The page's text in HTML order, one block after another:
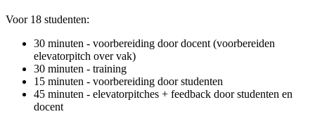
Voor 18 studenten:
30 minuten - voorbereiding door docent (voorbereiden
elevatorpitch over vak)
30 minuten - training
15 minuten - voorbereiding door studenten
45 minuten - elevatorpitches + feedback door studenten en
docent